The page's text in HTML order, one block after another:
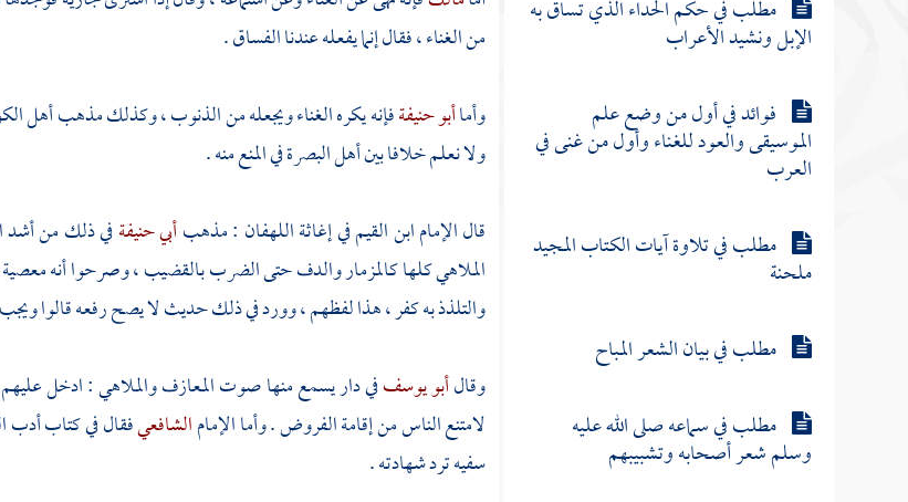
مطلب في حكم الحداء الذي تساق به
الإبل ونشيد الأعراب
فوائد في أول من وضع علم
الموسيقى والعود للغناء وأول من غنى في
العرب
مطلب في تلاوة آيات الكتاب المجيد
ملحنة
مطلب في بيان الشعر المباح
مطلب في سماعه صلى الله عليه
وسلم شعر أصحابه وتشبيبهم
من الغناء ، فقال إنما يفعله عندنا الفساق .
وأماأبو حنيفةفإنه يكره الغناء ويجعله من الذنوب ، وكذلك مذهب أهل
ولا نعلم خلافا بين أهلالبصرةفي المنع منه .
قال الإمامابن القيمفي إغاثة اللهفان : مذهبأبي حنيفةفي ذلك من أشد
الملاهي كلها كالمزمار والدف حتى الضرب بالقضيب ، وصرحوا أنه
والتلذذ به كفر ، هذا لفظهم ، وورد في ذلك حديث لا يصح رفعه قالوا ويجب
وقالأبو يوسففي دار يسمع منها صوت المعازف والملاهي : ادخل عليهم
لامتنع الناس من إقامة الفروض . وأما الإمامالشافعيفقال في كتاب أدب
سفيه ترد شهادته .